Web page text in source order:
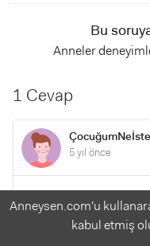
Bu
Anneler
1 Cevap
5 yıl önce
Bir çok sorun
yazdıklarınızı, eşinizi
belki de sorunu
Anneysen.com'u
kabul etmiş